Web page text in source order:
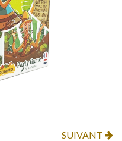
SUIVANT